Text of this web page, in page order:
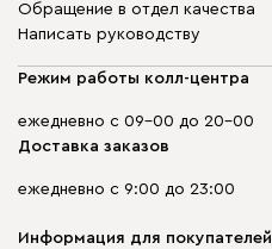
Обращение в отдел качества
Написать руководству
Режим работы колл-центра
ежедневно с 09-00 до 20-00
Доставка заказов
ежедневно с 9:00 до 23:00
Информация для покупателей